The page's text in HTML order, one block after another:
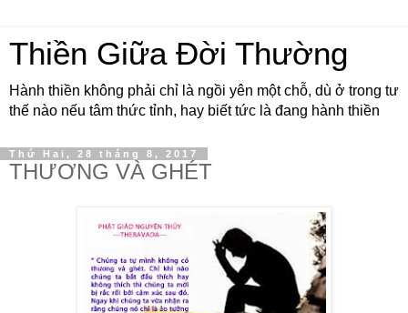
Thiền Giữa Đời Thường
Hành thiền không phải chỉ là ngồi yên một chỗ, dù ở trong tư
thế nào nếu tâm thức tỉnh, hay biết tức là đang hành thiền
Thứ Hai, 28 tháng 8, 2017
THƯƠNG VÀ GHÉT